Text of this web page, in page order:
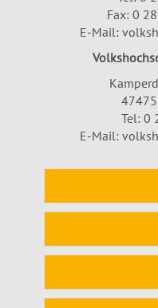
Fax: 0
E-Mail:
Tel: 0
E-Mail: